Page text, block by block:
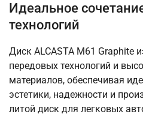
Идеальное
технологий
Диск ALCASTA M61 Graphite
передовых технологий и
материалов, обеспечивая
эстетики, надежности и
литой диск для легковых